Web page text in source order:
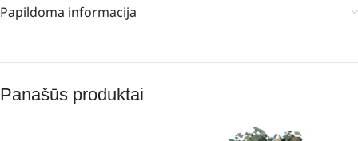
Papildoma informacija
Panašūs produktai